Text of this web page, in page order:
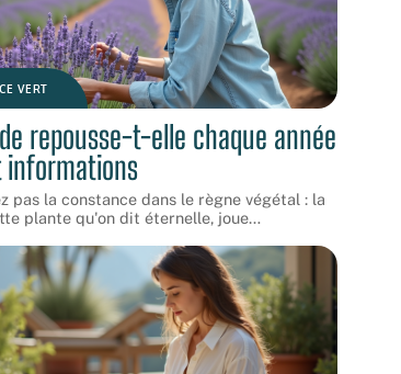
VERT
repousse-t-elle chaque année
pas la constance dans le règne végétal : la
plante qu'on dit éternelle, joue…